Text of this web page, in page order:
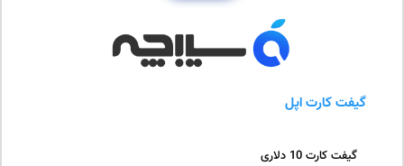
گیفت کارت اپل
گیفت کارت 10 دلاری